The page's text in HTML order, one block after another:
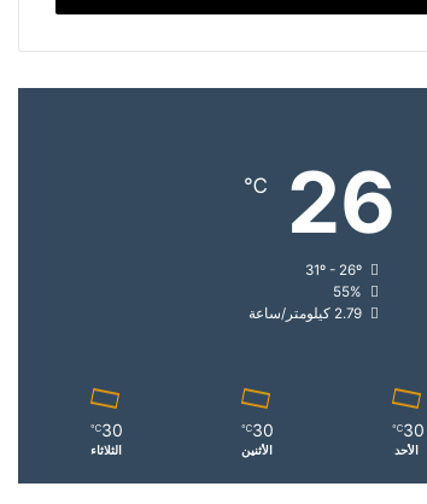
26
℃
55%
2.79 كيلومتر/ساعة
30
℃
الأحد
30
℃
الأثنين
30
℃
الثلاثاء